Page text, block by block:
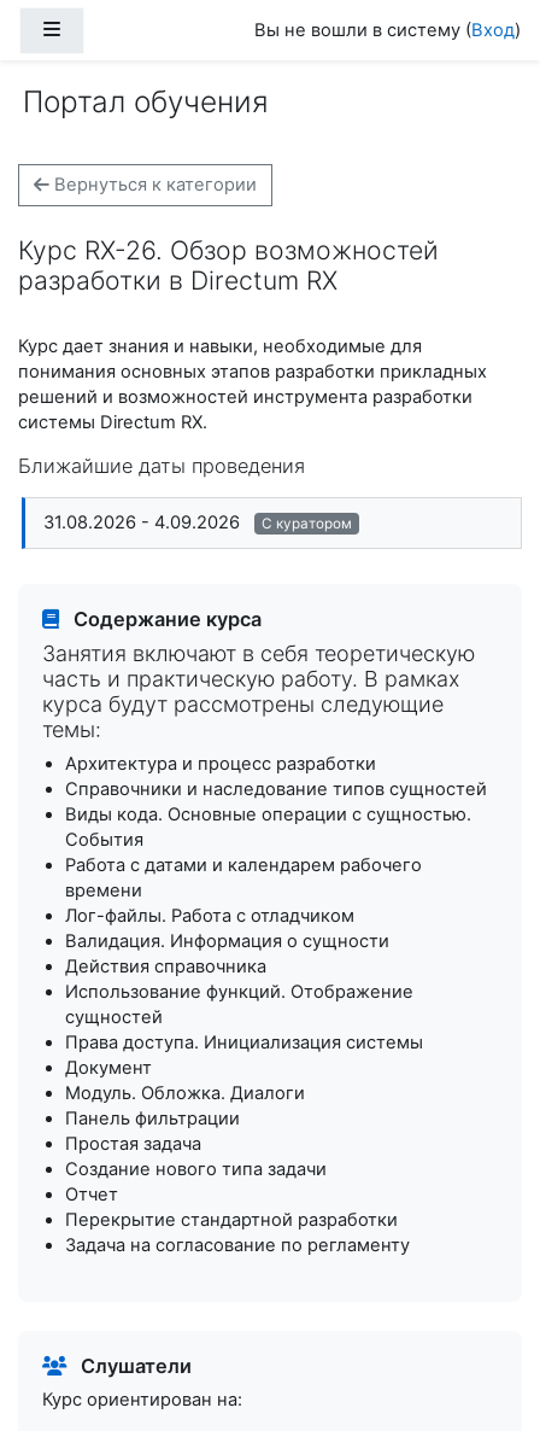
Вы не вошли в систему (Вход)
Портал обучения
Вернуться к категории
Курс RX-26. Обзор возможностей
разработки в Directum RX
Курс дает знания и навыки, необходимые для
понимания основных этапов разработки прикладных
решений и возможностей инструмента разработки
системы Directum RX.
Ближайшие даты проведения
31.08.2026 - 4.09.2026 С куратором
Содержание курса
Занятия включают в себя теоретическую
часть и практическую работу. В рамках
курса будут рассмотрены следующие
темы:
Архитектура и процесс разработки
Справочники и наследование типов сущностей
Виды кода. Основные операции с сущностью.
События
Работа с датами и календарем рабочего
времени
Лог-файлы. Работа с отладчиком
Валидация. Информация о сущности
Действия справочника
Использование функций. Отображение
сущностей
Права доступа. Инициализация системы
Документ
Модуль. Обложка. Диалоги
Панель фильтрации
Простая задача
Создание нового типа задачи
Отчет
Перекрытие стандартной разработки
Задача на согласование по регламенту
Слушатели
Курс ориентирован на: